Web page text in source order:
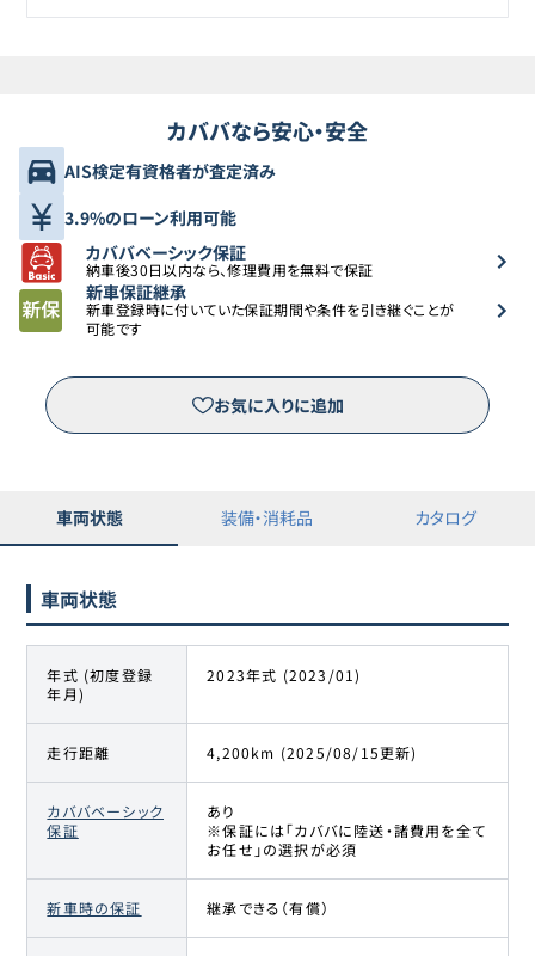
カババなら安心・安全
AIS検定有資格者が査定済み
3.9%のローン利用可能
カババベーシック保証
納車後30日以内なら、修理費用を無料で保証
新車保証継承
新車登録時に付いていた保証期間や条件を引き継ぐことが
可能です
お気に入りに追加
車両状態 装備・消耗品 カタログ
車両状態
年式 (初度登録
年月)
2023年式 (2023/01)
走行距離 4,200km (2025/08/15更新)
カババベーシック
保証
あり
※保証には「カババに陸送・諸費用を全て
お任せ」の選択が必須
新車時の保証 継承できる（有償）